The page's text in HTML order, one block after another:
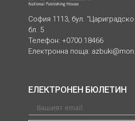
София 1113, бул.
бл. 5
Телефон: +0700 18466
Електронна поща:
ЕЛЕКТРОНЕН БЮЛЕТИН